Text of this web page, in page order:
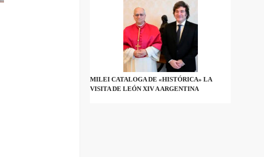
MILEI CATALOGA DE «HISTÓRICA» LA
VISITA DE LEÓN XIV A ARGENTINA